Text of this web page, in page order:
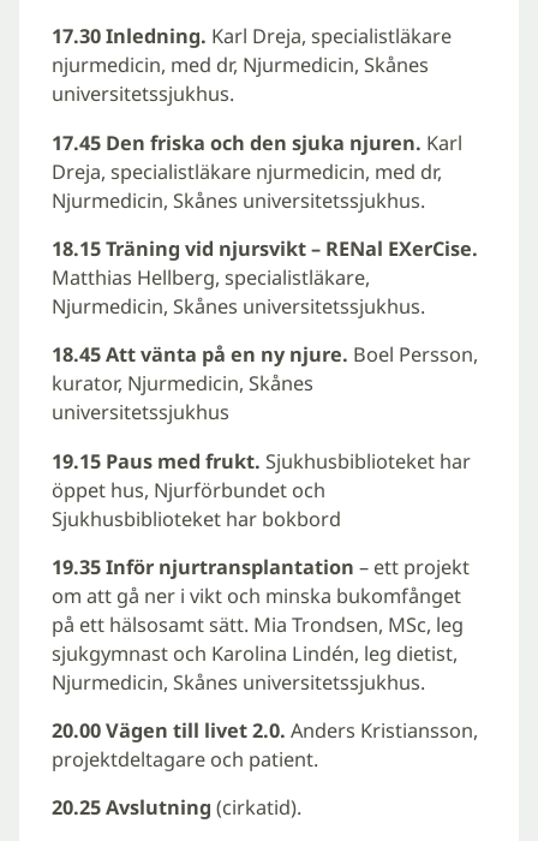
17.30 Inledning. Karl Dreja, specialistläkare
njurmedicin, med dr, Njurmedicin, Skånes
universitetssjukhus.
17.45 Den friska och den sjuka njuren. Karl
Dreja, specialistläkare njurmedicin, med dr,
Njurmedicin, Skånes universitetssjukhus.
18.15 Träning vid njursvikt – RENal EXerCise.
Matthias Hellberg, specialistläkare,
Njurmedicin, Skånes universitetssjukhus.
18.45 Att vänta på en ny njure. Boel Persson,
kurator, Njurmedicin, Skånes
universitetssjukhus
19.15 Paus med frukt. Sjukhusbiblioteket har
öppet hus, Njurförbundet och
Sjukhusbiblioteket har bokbord
19.35 Inför njurtransplantation – ett projekt
om att gå ner i vikt och minska bukomfånget
på ett hälsosamt sätt. Mia Trondsen, MSc, leg
sjukgymnast och Karolina Lindén, leg dietist,
Njurmedicin, Skånes universitetssjukhus.
20.00 Vägen till livet 2.0. Anders Kristiansson,
projektdeltagare och patient.
20.25 Avslutning (cirkatid).